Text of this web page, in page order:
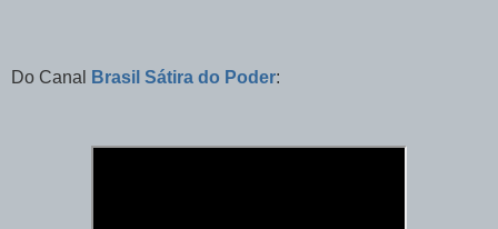
Do Canal Brasil Sátira do Poder: